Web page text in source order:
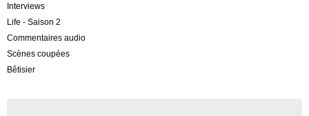
Interviews
Life - Saison 2
Commentaires audio
Scènes coupées
Bêtisier